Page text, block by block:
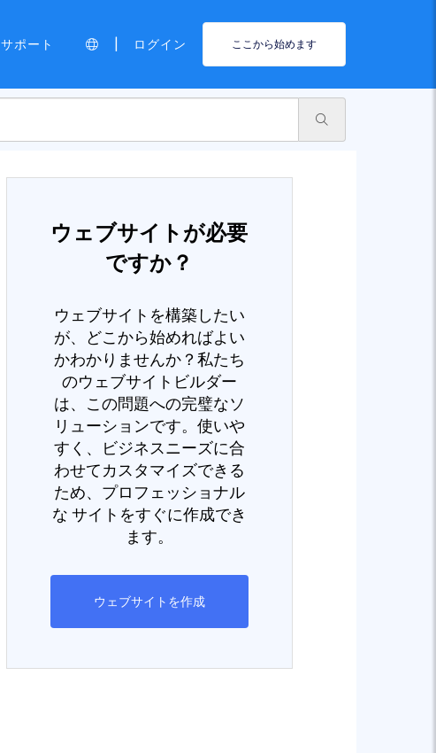
サポート ログイン ここから始めます
ウェブサイトが必要
ですか？
ウェブサイトを構築したい
が、どこから始めればよい
かわかりませんか？私たち
のウェブサイトビルダー
は、この問題への完璧なソ
リューションです。使いや
すく、ビジネスニーズに合
わせてカスタマイズできる
ため、プロフェッショナル
な サイトをすぐに作成でき
ます。
ウェブサイトを作成